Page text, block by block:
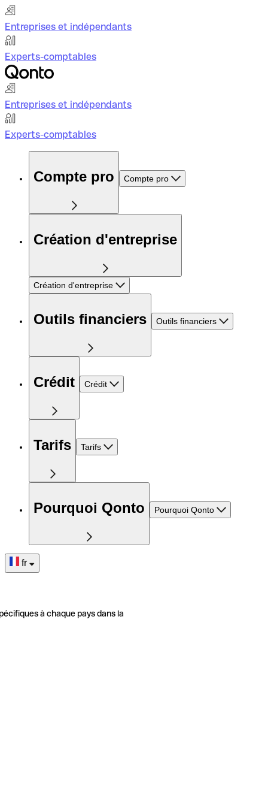
Entreprises et indépendants
Experts-comptables
Entreprises et indépendants
Experts-comptables
Compte pro Compte pro
Création d'entreprise
Création d'entreprise
Outils financiers Outils financiers
Crédit Crédit
Tarifs Tarifs
Pourquoi Qonto Pourquoi Qonto
fr
à chaque pays dans la